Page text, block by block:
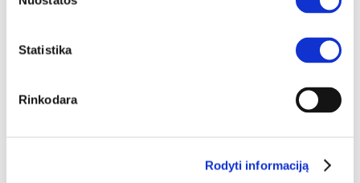
Statistika
Rinkodara
Rodyti informaciją
CLIO biuro kėdė (Rudas)
Į krepšelį